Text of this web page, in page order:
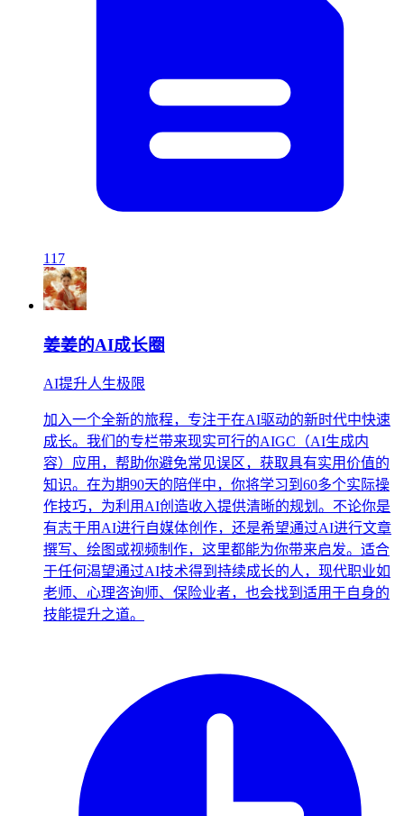
117
姜姜的AI成长圈
AI提升人生极限
加入一个全新的旅程，专注于在AI驱动的新时代中快速
成长。我们的专栏带来现实可行的AIGC（AI生成内
容）应用，帮助你避免常见误区，获取具有实用价值的
知识。在为期90天的陪伴中，你将学习到60多个实际操
作技巧，为利用AI创造收入提供清晰的规划。不论你是
有志于用AI进行自媒体创作，还是希望通过AI进行文章
撰写、绘图或视频制作，这里都能为你带来启发。适合
于任何渴望通过AI技术得到持续成长的人，现代职业如
老师、心理咨询师、保险业者，也会找到适用于自身的
技能提升之道。